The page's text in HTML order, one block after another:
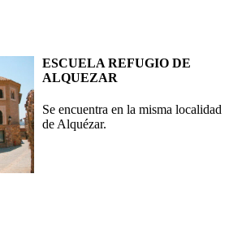
ESCUELA REFUGIO DE
ALQUEZAR
Se encuentra en la misma localidad
de Alquézar.